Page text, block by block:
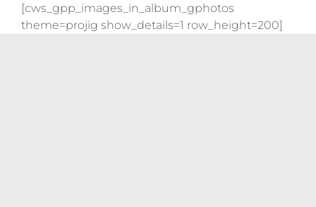
Skip[cws_gpp_images_in_album_gphotos
theme=projig show_details=1 row_height=200]